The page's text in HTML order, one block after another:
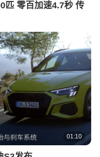
匹 零百加速4.7秒 传
01:10